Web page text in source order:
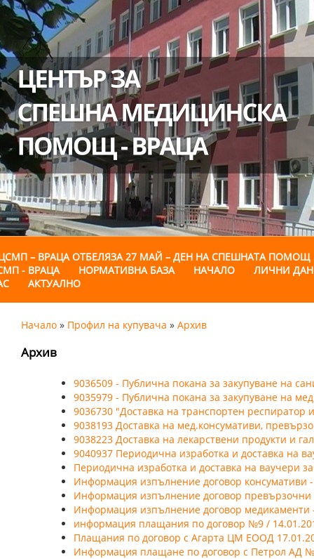
– ВРАЦА ОТБЕЛЯЗА 27 МАЙ – ДЕН НА СПЕШНАТА ПОМОЩ
- ВРАЦА
НОРМАТИВНА БАЗА НАЧАЛО
ЛИЧНИ
АКТУАЛНО
Начало » Профил на купувача » Архив
Архив
9036509 - Публична покана за закупуване на
9035979 - Публична покана за закупуване на
9036730 "Доставка на транспортен
9038193 Доставка на мед.консумативи,
9038223 Доставка на лекарствени продукти и
9040937 Периодична изработка и доставка на
Периодична изработка и доставка на ваучери
Информация изпълнение договор консумативи
Информация изпълнение договор
Информация изпълнение договор медикаменти
информация плащания по договор №9 /
Плащания по договор с Агарта ЦМ ЕООД
Информация плащане по договор с Петрол АД №